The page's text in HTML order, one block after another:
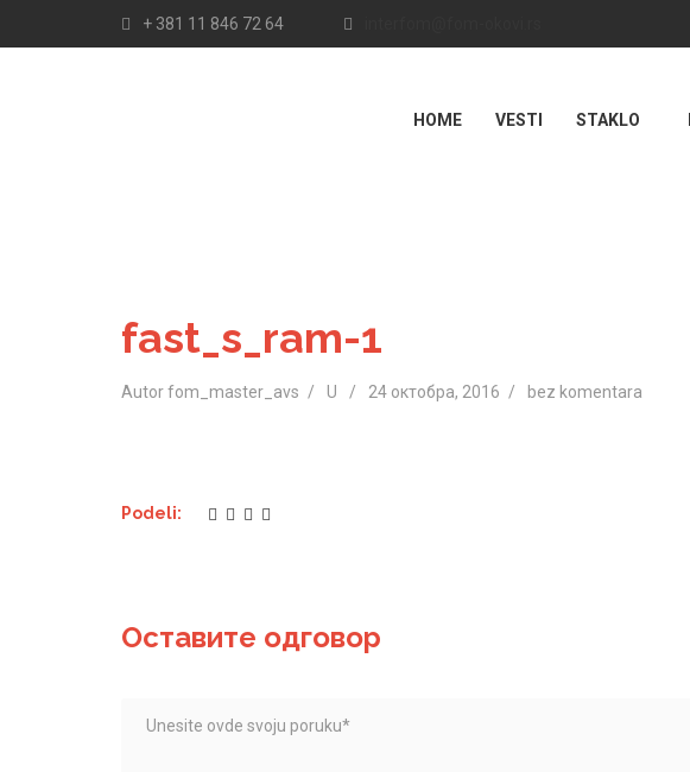
+ 381 11 846 72 64
HOME VESTI STAKLO
fast_s_ram-1
Autor fom_master_avs U 24 октобра, 2016 bez komentara
Podeli:
Оставите одговор